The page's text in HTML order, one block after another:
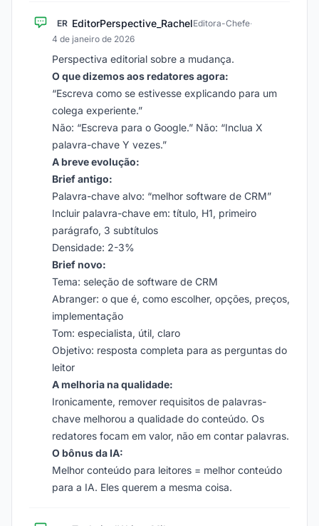
ER EditorPerspective_RachelEditora-Chefe·
4 de janeiro de 2026
Perspectiva editorial sobre a mudança.
O que dizemos aos redatores agora:
“Escreva como se estivesse explicando para um
colega experiente.”
Não: “Escreva para o Google.” Não: “Inclua X
palavra-chave Y vezes.”
A breve evolução:
Brief antigo:
Palavra-chave alvo: “melhor software de CRM”
Incluir palavra-chave em: título, H1, primeiro
parágrafo, 3 subtítulos
Densidade: 2-3%
Brief novo:
Tema: seleção de software de CRM
Abranger: o que é, como escolher, opções, preços,
implementação
Tom: especialista, útil, claro
Objetivo: resposta completa para as perguntas do
leitor
A melhoria na qualidade:
Ironicamente, remover requisitos de palavras-
chave melhorou a qualidade do conteúdo. Os
redatores focam em valor, não em contar palavras.
O bônus da IA:
Melhor conteúdo para leitores = melhor conteúdo
para a IA. Eles querem a mesma coisa.